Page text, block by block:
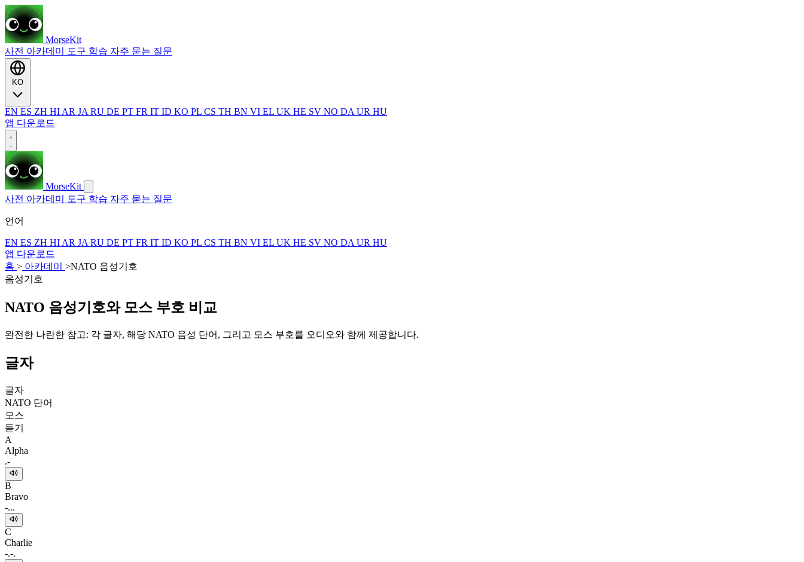
MorseKit
사전 아카데미 도구 학습 자주 묻는 질문
EN ES ZH HI AR JA RU DE PT FR IT ID KO PL CS TH BN VI EL UK HE SV NO DA UR HU
앱 다운로드
MorseKit
사전 아카데미 도구 학습 자주 묻는 질문
언어
EN ES ZH HI AR JA RU DE PT FR IT ID KO PL CS TH BN VI EL UK HE SV NO DA UR HU
앱 다운로드
홈 > 아카데미 >NATO 음성기호
음성기호
NATO 음성기호와 모스 부호 비교
완전한 나란한 참고: 각 글자, 해당 NATO 음성 단어, 그리고 모스 부호를 오디오와 함께 제공합니다.
글자
글자
NATO 단어
모스
듣기
A
Alpha
.-
B
Bravo
-...
C
Charlie
-.-.